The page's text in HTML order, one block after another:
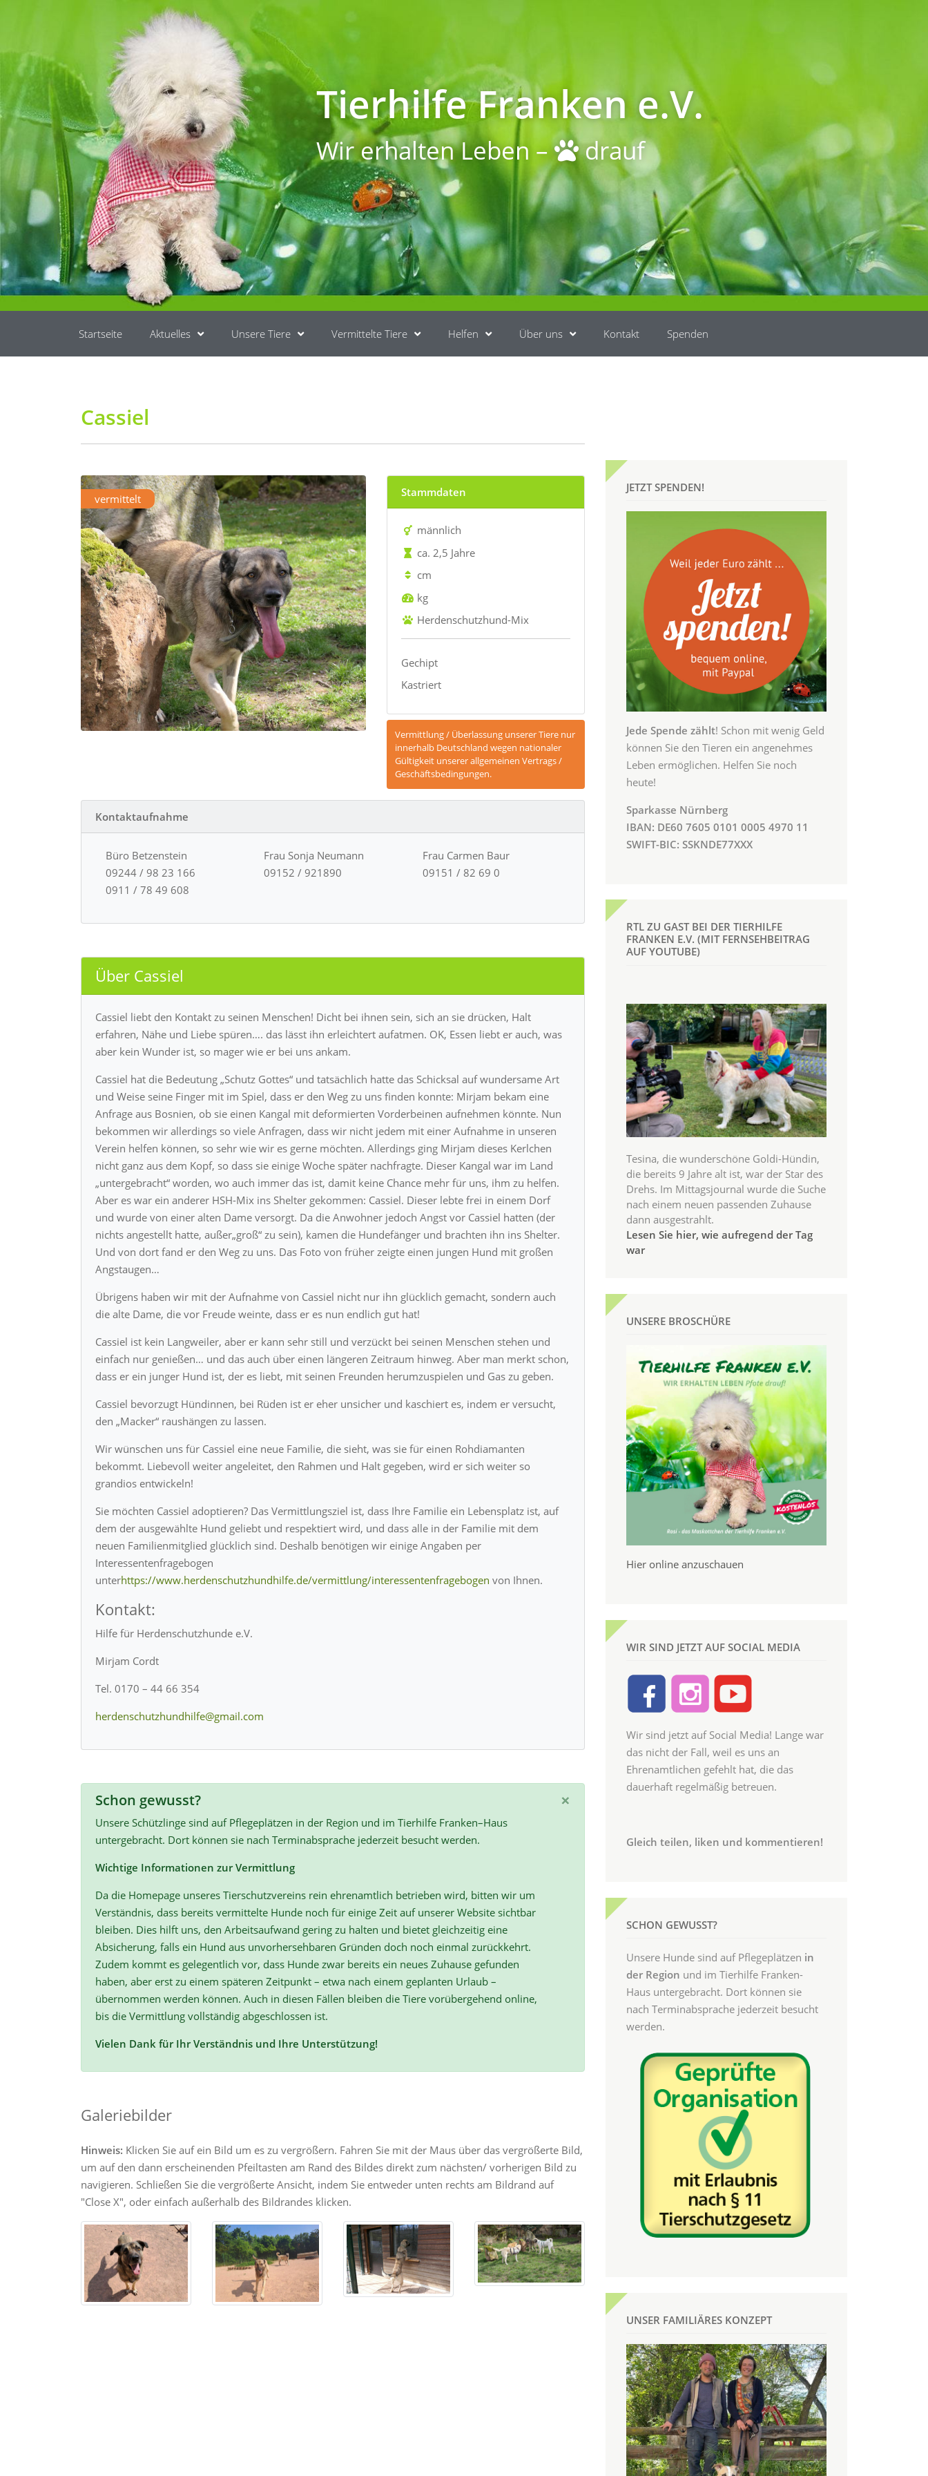
Tierhilfe Franken e.V.
Wir erhalten Leben – drauf
Startseite Aktuelles Unsere Tiere Vermittelte Tiere Helfen Über uns Kontakt Spenden
Cassiel
vermittelt Stammdaten
männlich
ca. 2,5 Jahre
cm
kg
Herdenschutzhund-Mix
Gechipt
Kastriert
Vermittlung / Überlassung unserer Tiere nur
innerhalb Deutschland wegen nationaler
Gültigkeit unserer allgemeinen Vertrags /
Geschäftsbedingungen.
Kontaktaufnahme
Büro Betzenstein
09244 / 98 23 166
0911 / 78 49 608
Frau Sonja Neumann
09152 / 921890
Frau Carmen Baur
09151 / 82 69 0
Über Cassiel
Cassiel liebt den Kontakt zu seinen Menschen! Dicht bei ihnen sein, sich an sie drücken, Halt
erfahren, Nähe und Liebe spüren…. das lässt ihn erleichtert aufatmen. OK, Essen liebt er auch, was
aber kein Wunder ist, so mager wie er bei uns ankam.
Cassiel hat die Bedeutung „Schutz Gottes“ und tatsächlich hatte das Schicksal auf wundersame Art
und Weise seine Finger mit im Spiel, dass er den Weg zu uns finden konnte: Mirjam bekam eine
Anfrage aus Bosnien, ob sie einen Kangal mit deformierten Vorderbeinen aufnehmen könnte. Nun
bekommen wir allerdings so viele Anfragen, dass wir nicht jedem mit einer Aufnahme in unseren
Verein helfen können, so sehr wie wir es gerne möchten. Allerdings ging Mirjam dieses Kerlchen
nicht ganz aus dem Kopf, so dass sie einige Woche später nachfragte. Dieser Kangal war im Land
„untergebracht“ worden, wo auch immer das ist, damit keine Chance mehr für uns, ihm zu helfen.
Aber es war ein anderer HSH-Mix ins Shelter gekommen: Cassiel. Dieser lebte frei in einem Dorf
und wurde von einer alten Dame versorgt. Da die Anwohner jedoch Angst vor Cassiel hatten (der
nichts angestellt hatte, außer„groß“ zu sein), kamen die Hundefänger und brachten ihn ins Shelter.
Und von dort fand er den Weg zu uns. Das Foto von früher zeigte einen jungen Hund mit großen
Angstaugen…
Übrigens haben wir mit der Aufnahme von Cassiel nicht nur ihn glücklich gemacht, sondern auch
die alte Dame, die vor Freude weinte, dass er es nun endlich gut hat!
Cassiel ist kein Langweiler, aber er kann sehr still und verzückt bei seinen Menschen stehen und
einfach nur genießen… und das auch über einen längeren Zeitraum hinweg. Aber man merkt schon,
dass er ein junger Hund ist, der es liebt, mit seinen Freunden herumzuspielen und Gas zu geben.
Cassiel bevorzugt Hündinnen, bei Rüden ist er eher unsicher und kaschiert es, indem er versucht,
den „Macker“ raushängen zu lassen.
Wir wünschen uns für Cassiel eine neue Familie, die sieht, was sie für einen Rohdiamanten
bekommt. Liebevoll weiter angeleitet, den Rahmen und Halt gegeben, wird er sich weiter so
grandios entwickeln!
Sie möchten Cassiel adoptieren? Das Vermittlungsziel ist, dass Ihre Familie ein Lebensplatz ist, auf
dem der ausgewählte Hund geliebt und respektiert wird, und dass alle in der Familie mit dem
neuen Familienmitglied glücklich sind. Deshalb benötigen wir einige Angaben per
Interessentenfragebogen
unterhttps://www.herdenschutzhundhilfe.de/vermittlung/interessentenfragebogen von Ihnen.
Kontakt:
Hilfe für Herdenschutzhunde e.V.
Mirjam Cordt
Tel. 0170 – 44 66 354
herdenschutzhundhilfe@gmail.com
×
Schon gewusst?
Unsere Schützlinge sind auf Pflegeplätzen in der Region und im Tierhilfe Franken–Haus
untergebracht. Dort können sie nach Terminabsprache jederzeit besucht werden.
Wichtige Informationen zur Vermittlung
Da die Homepage unseres Tierschutzvereins rein ehrenamtlich betrieben wird, bitten wir um
Verständnis, dass bereits vermittelte Hunde noch für einige Zeit auf unserer Website sichtbar
bleiben. Dies hilft uns, den Arbeitsaufwand gering zu halten und bietet gleichzeitig eine
Absicherung, falls ein Hund aus unvorhersehbaren Gründen doch noch einmal zurückkehrt.
Zudem kommt es gelegentlich vor, dass Hunde zwar bereits ein neues Zuhause gefunden
haben, aber erst zu einem späteren Zeitpunkt – etwa nach einem geplanten Urlaub –
übernommen werden können. Auch in diesen Fällen bleiben die Tiere vorübergehend online,
bis die Vermittlung vollständig abgeschlossen ist.
Vielen Dank für Ihr Verständnis und Ihre Unterstützung!
Galeriebilder
Hinweis: Klicken Sie auf ein Bild um es zu vergrößern. Fahren Sie mit der Maus über das vergrößerte Bild,
um auf den dann erscheinenden Pfeiltasten am Rand des Bildes direkt zum nächsten/ vorherigen Bild zu
navigieren. Schließen Sie die vergrößerte Ansicht, indem Sie entweder unten rechts am Bildrand auf
"Close X", oder einfach außerhalb des Bildrandes klicken.
JETZT SPENDEN!
Jede Spende zählt! Schon mit wenig Geld
können Sie den Tieren ein angenehmes
Leben ermöglichen. Helfen Sie noch
heute!
Sparkasse Nürnberg
IBAN: DE60 7605 0101 0005 4970 11
SWIFT-BIC: SSKNDE77XXX
RTL ZU GAST BEI DER TIERHILFE
FRANKEN E.V. (MIT FERNSEHBEITRAG
AUF YOUTUBE)
Tesina, die wunderschöne Goldi-Hündin,
die bereits 9 Jahre alt ist, war der Star des
Drehs. Im Mittagsjournal wurde die Suche
nach einem neuen passenden Zuhause
dann ausgestrahlt.
Lesen Sie hier, wie aufregend der Tag
war
UNSERE BROSCHÜRE
Hier online anzuschauen
WIR SIND JETZT AUF SOCIAL MEDIA
Wir sind jetzt auf Social Media! Lange war
das nicht der Fall, weil es uns an
Ehrenamtlichen gefehlt hat, die das
dauerhaft regelmäßig betreuen.
Gleich teilen, liken und kommentieren!
SCHON GEWUSST?
Unsere Hunde sind auf Pflegeplätzen in
der Region und im Tierhilfe Franken-
Haus untergebracht. Dort können sie
nach Terminabsprache jederzeit besucht
werden.
UNSER FAMILIÄRES KONZEPT